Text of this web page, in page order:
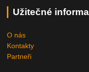
Užitečné
O nás
Kontakty
Partneři